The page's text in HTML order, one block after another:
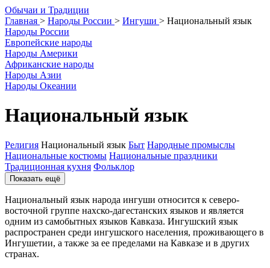
Обычаи и Традиции
Главная > Народы России > Ингуши > Национальный язык
Народы России
Европейские народы
Народы Америки
Африканские народы
Народы Азии
Народы Океании
Национальный язык
Религия Национальный язык Быт Народные промыслы
Национальные костюмы Национальные праздники
Традиционная кухня Фольклор
Показать ещё
Национальный язык народа ингуши относится к северо-
восточной группе нахско-дагестанских языков и является
одним из самобытных языков Кавказа. Ингушский язык
распространен среди ингушского населения, проживающего в
Ингушетии, а также за ее пределами на Кавказе и в других
странах.